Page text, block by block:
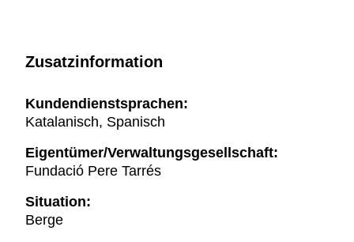
Zusatzinformation
Kundendienstsprachen:
Katalanisch, Spanisch
Eigentümer/Verwaltungsgesellschaft:
Fundació Pere Tarrés
Situation:
Berge